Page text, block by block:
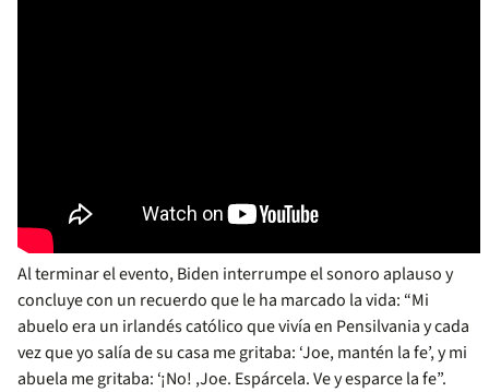
Al terminar el evento, Biden interrumpe el sonoro aplauso y
concluye con un recuerdo que le ha marcado la vida: “Mi
abuelo era un irlandés católico que vivía en Pensilvania y cada
vez que yo salía de su casa me gritaba: ‘Joe, mantén la fe’, y mi
abuela me gritaba: ‘¡No! ,Joe. Espárcela. Ve y esparce la fe”.